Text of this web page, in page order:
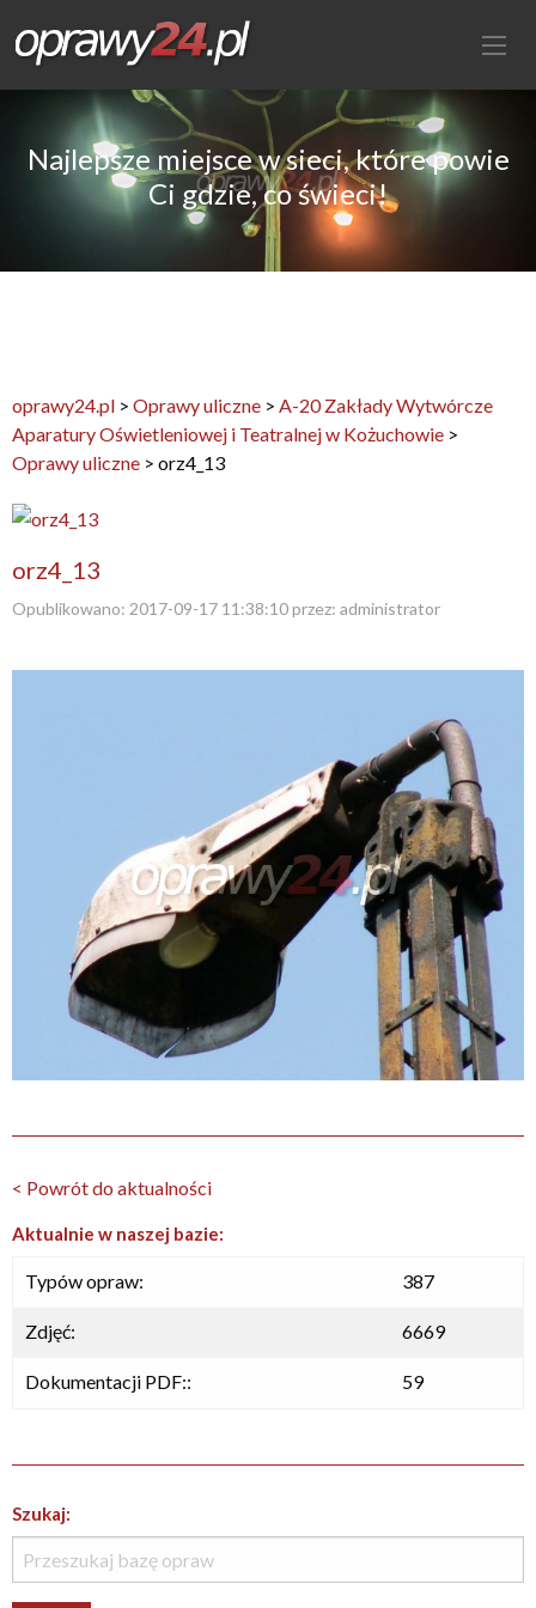
Najlepsze miejsce w sieci, które powie
Ci gdzie, co świeci!
oprawy24.pl > Oprawy uliczne > A-20 Zakłady Wytwórcze
Aparatury Oświetleniowej i Teatralnej w Kożuchowie >
Oprawy uliczne > orz4_13
orz4_13
Opublikowano: 2017-09-17 11:38:10przez: administrator
< Powrót do aktualności
Aktualnie w naszej bazie:
Typów opraw: 387
Zdjęć: 6669
Dokumentacji PDF:: 59
Szukaj: